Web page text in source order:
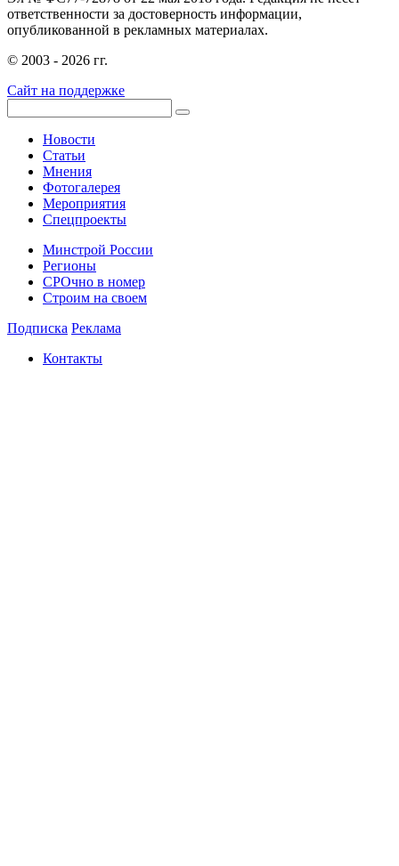
ответственности за достоверность информации,
опубликованной в рекламных материалах.
© 2003 - 2026 гг.
Сайт на поддержке
Новости
Статьи
Мнения
Фотогалерея
Мероприятия
Спецпроекты
Минстрой России
Регионы
СРОчно в номер
Строим на своем
Подписка Реклама
Контакты